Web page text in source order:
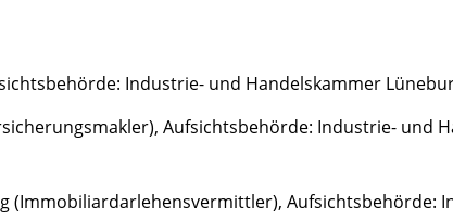
Industrie- und Handelskammer
Aufsichtsbehörde: Industrie- und
(Immobiliardarlehensvermittler), Aufsichtsbehörde: